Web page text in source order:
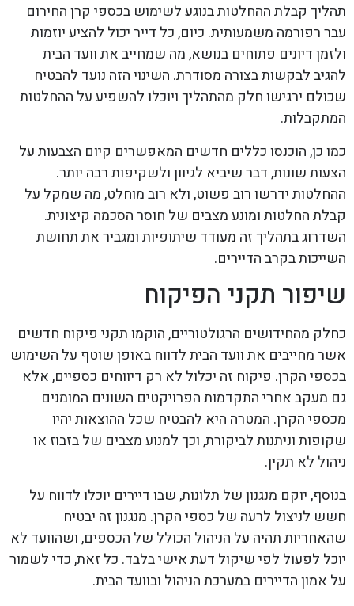
תהליך קבלת ההחלטות בנוגע לשימוש בכספי קרן החירום
עבר רפורמה משמעותית. כיום, כל דייר יכול להציע יוזמות
ולזמן דיונים פתוחים בנושא, מה שמחייב את וועד הבית
להגיב לבקשות בצורה מסודרת. השינוי הזה נועד להבטיח
שכולם ירגישו חלק מהתהליך ויוכלו להשפיע על ההחלטות
המתקבלות.
כמו כן, הוכנסו כללים חדשים המאפשרים קיום הצבעות על
הצעות שונות, דבר שיביא לגיוון ולשקיפות רבה יותר.
ההחלטות ידרשו רוב פשוט, ולא רוב מוחלט, מה שמקל על
קבלת החלטות ומונע מצבים של חוסר הסכמה קיצונית.
השדרוג בתהליך זה מעודד שיתופיות ומגביר את תחושת
השייכות בקרב הדיירים.
שיפור תקני הפיקוח
כחלק מהחידושים הרגולטוריים, הוקמו תקני פיקוח חדשים
אשר מחייבים את וועד הבית לדווח באופן שוטף על השימוש
בכספי הקרן. פיקוח זה יכלול לא רק דיווחים כספיים, אלא
גם מעקב אחרי התקדמות הפרויקטים השונים המומנים
מכספי הקרן. המטרה היא להבטיח שכל ההוצאות יהיו
שקופות וניתנות לביקורת, וכך למנוע מצבים של בזבוז או
ניהול לא תקין.
בנוסף, יוקם מנגנון של תלונות, שבו דיירים יוכלו לדווח על
חשש לניצול לרעה של כספי הקרן. מנגנון זה יבטיח
שהאחריות תהיה על הניהול הכולל של הכספים, ושהוועד לא
יוכל לפעול לפי שיקול דעת אישי בלבד. כל זאת, כדי לשמור
על אמון הדיירים במערכת הניהול ובוועד הבית.